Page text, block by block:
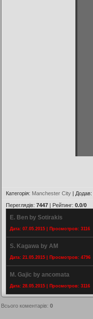
Категорія: Manchester City| Додав:
Переглядів: 7447| Рейтинг: 0.0/0
E. Ben by Sotirakis
Дата: 07.05.2015 | Просмотров: 3116
S. Kagawa by AM
Дата: 21.05.2015 | Просмотров: 4796
M. Gajic by ancomata
Дата: 28.05.2015 | Просмотров: 3116
Всього коментарів: 0